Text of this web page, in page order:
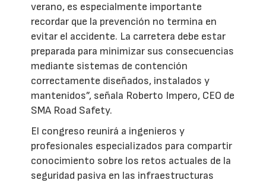
verano, es especialmente importante
recordar que la prevención no termina en
evitar el accidente. La carretera debe estar
preparada para minimizar sus consecuencias
mediante sistemas de contención
correctamente diseñados, instalados y
mantenidos”, señala Roberto Impero, CEO de
SMA Road Safety.
El congreso reunirá a ingenieros y
profesionales especializados para compartir
conocimiento sobre los retos actuales de la
seguridad pasiva en las infraestructuras